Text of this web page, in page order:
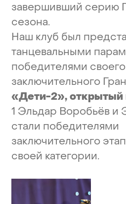
завершивший серию
сезона.
Наш клуб был
танцевальными
победителями своего
заключительного
«Дети-2»,открытый
1 Эльдар Воробьёв и
стали победителями
заключительного
своей категории.